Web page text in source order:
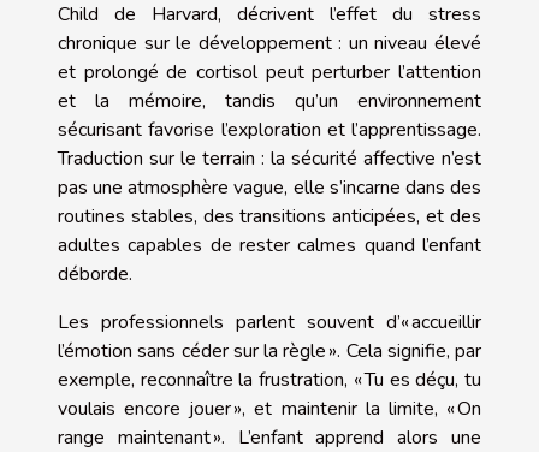
Child de Harvard, décrivent l’effet du stress
chronique sur le développement : un niveau élevé
et prolongé de cortisol peut perturber l’attention
et la mémoire, tandis qu’un environnement
sécurisant favorise l’exploration et l’apprentissage.
Traduction sur le terrain : la sécurité affective n’est
pas une atmosphère vague, elle s’incarne dans des
routines stables, des transitions anticipées, et des
adultes capables de rester calmes quand l’enfant
déborde.
Les professionnels parlent souvent d’« accueillir
l’émotion sans céder sur la règle ». Cela signifie, par
exemple, reconnaître la frustration, « Tu es déçu, tu
voulais encore jouer », et maintenir la limite, « On
range maintenant ». L’enfant apprend alors une